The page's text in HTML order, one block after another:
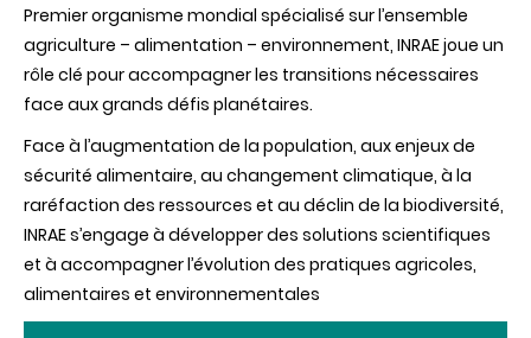
Premier organisme mondial spécialisé sur l’ensemble
agriculture – alimentation – environnement, INRAE joue un
rôle clé pour accompagner les transitions nécessaires
face aux grands défis planétaires.
Face à l’augmentation de la population, aux enjeux de
sécurité alimentaire, au changement climatique, à la
raréfaction des ressources et au déclin de la biodiversité,
INRAE s’engage à développer des solutions scientifiques
et à accompagner l’évolution des pratiques agricoles,
alimentaires et environnementales